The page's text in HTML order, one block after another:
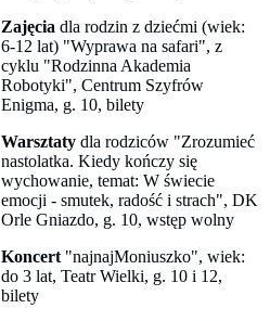
Zajęcia dla rodzin z dziećmi (wiek:
6-12 lat) "Wyprawa na safari", z
cyklu "Rodzinna Akademia
Robotyki", Centrum Szyfrów
Enigma, g. 10, bilety
Warsztaty dla rodziców "Zrozumieć
nastolatka. Kiedy kończy się
wychowanie, temat: W świecie
emocji - smutek, radość i strach", DK
Orle Gniazdo, g. 10, wstęp wolny
Koncert "najnajMoniuszko", wiek:
do 3 lat, Teatr Wielki, g. 10 i 12,
bilety